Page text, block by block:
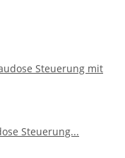
Steuerung mit